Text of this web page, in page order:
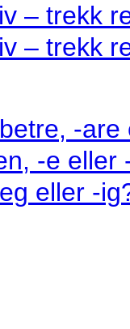
– trekk
– trekk
-are
-e eller
eller -